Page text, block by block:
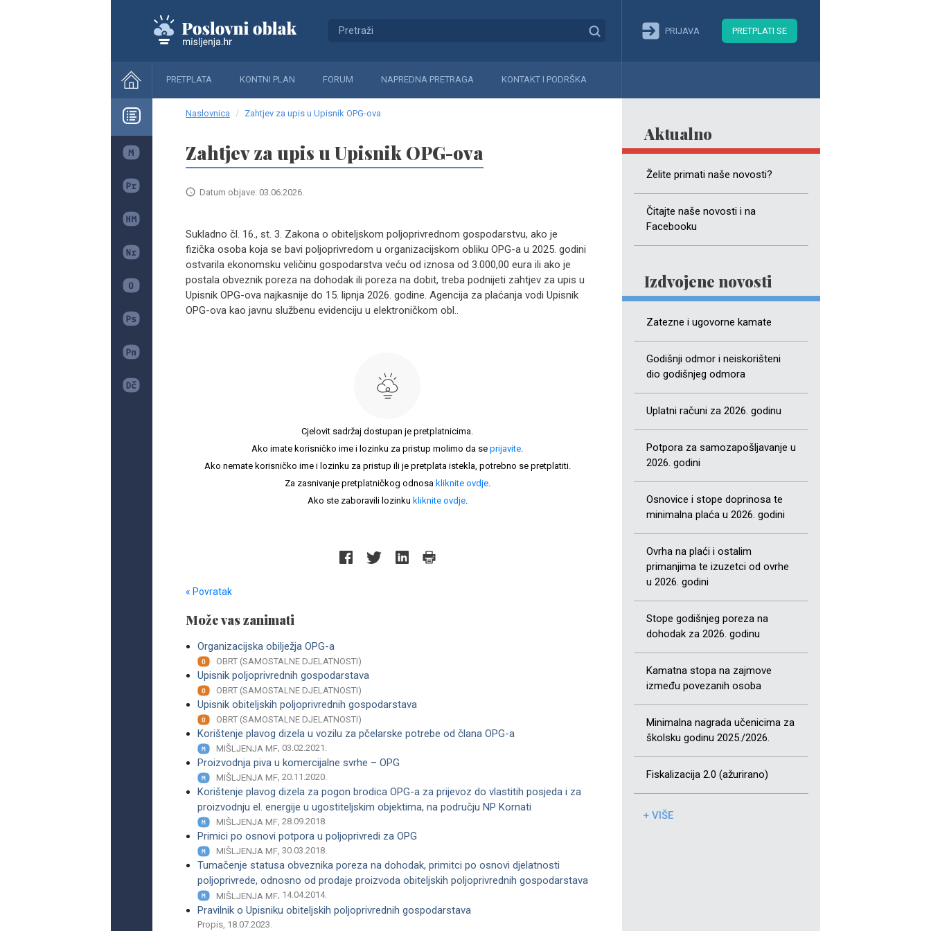
PRIJAVA PRETPLATI SE
PRETPLATA KONTNI PLAN FORUM NAPREDNA PRETRAGA KONTAKT I PODRŠKA
Aktualno
Želite primati naše novosti?
Čitajte naše novosti i na
Facebooku
Izdvojene novosti
Zatezne i ugovorne kamate
Godišnji odmor i neiskorišteni
dio godišnjeg odmora
Uplatni računi za 2026. godinu
Potpora za samozapošljavanje u
2026. godini
Osnovice i stope doprinosa te
minimalna plaća u 2026. godini
Ovrha na plaći i ostalim
primanjima te izuzetci od ovrhe
u 2026. godini
Stope godišnjeg poreza na
dohodak za 2026. godinu
Kamatna stopa na zajmove
između povezanih osoba
Minimalna nagrada učenicima za
školsku godinu 2025./2026.
Fiskalizacija 2.0 (ažurirano)
+ VIŠE
Naslovnica Zahtjev za upis u Upisnik OPG-ova
Zahtjev za upis u Upisnik OPG-ova
Datum objave: 03.06.2026.
Sukladno čl. 16., st. 3. Zakona o obiteljskom poljoprivrednom gospodarstvu, ako je
fizička osoba koja se bavi poljoprivredom u organizacijskom obliku OPG-a u 2025. godini
ostvarila ekonomsku veličinu gospodarstva veću od iznosa od 3.000,00 eura ili ako je
postala obveznik poreza na dohodak ili poreza na dobit, treba podnijeti zahtjev za upis u
Upisnik OPG-ova najkasnije do 15. lipnja 2026. godine. Agencija za plaćanja vodi Upisnik
OPG-ova kao javnu službenu evidenciju u elektroničkom obl..
Cjelovit sadržaj dostupan je pretplatnicima.
Ako imate korisničko ime i lozinku za pristup molimo da se prijavite.
Ako nemate korisničko ime i lozinku za pristup ili je pretplata istekla, potrebno se pretplatiti.
Za zasnivanje pretplatničkog odnosa kliknite ovdje.
Ako ste zaboravili lozinku kliknite ovdje.
« Povratak
Može vas zanimati
Organizacijska obilježja OPG-a
OBRT (SAMOSTALNE DJELATNOSTI)
Upisnik poljoprivrednih gospodarstava
OBRT (SAMOSTALNE DJELATNOSTI)
Upisnik obiteljskih poljoprivrednih gospodarstava
OBRT (SAMOSTALNE DJELATNOSTI)
Korištenje plavog dizela u vozilu za pčelarske potrebe od člana OPG-a
MIŠLJENJA MF, 03.02.2021.
Proizvodnja piva u komercijalne svrhe – OPG
MIŠLJENJA MF, 20.11.2020.
Korištenje plavog dizela za pogon brodica OPG-a za prijevoz do vlastitih posjeda i za
proizvodnju el. energije u ugostiteljskim objektima, na području NP Kornati
MIŠLJENJA MF, 28.09.2018.
Primici po osnovi potpora u poljoprivredi za OPG
MIŠLJENJA MF, 30.03.2018.
Tumačenje statusa obveznika poreza na dohodak, primitci po osnovi djelatnosti
poljoprivrede, odnosno od prodaje proizvoda obiteljskih poljoprivrednih gospodarstava
MIŠLJENJA MF, 14.04.2014.
Pravilnik o Upisniku obiteljskih poljoprivrednih gospodarstava
Propis, 18.07.2023.